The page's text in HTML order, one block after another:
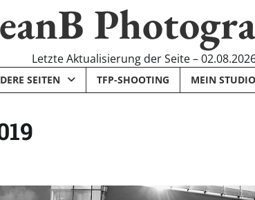
Letzte Aktualisierung der Seite –
SEITEN TFP-SHOOTING MEIN STUDIO